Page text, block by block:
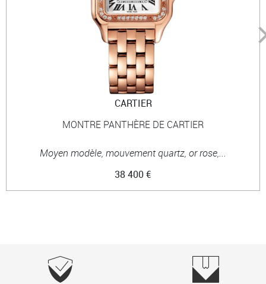
CARTIER
MONTRE PANTHÈRE DE CARTIER
Moyen modèle, mouvement quartz, or rose,...
38 400 €